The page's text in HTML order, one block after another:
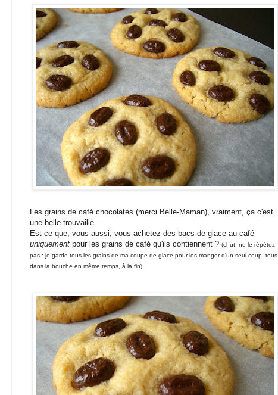
Les grains de café chocolatés (merci Belle-Maman), vraiment, ça c'est
une belle trouvaille.
Est-ce que, vous aussi, vous achetez des bacs de glace au café
uniquement pour les grains de café qu'ils contiennent ? (chut, ne le répétez
pas : je garde tous les grains de ma coupe de glace pour les manger d'un seul coup, tous
dans la bouche en même temps, à la fin)